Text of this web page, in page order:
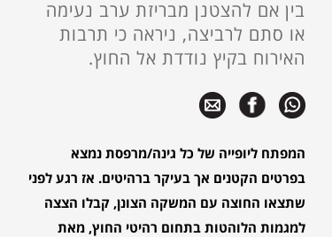
בין אם להצטנן מבריזת ערב נעימה
או סתם לרביצה, ניראה כי תרבות
האירוח בקיץ נודדת אל החוץ.
המפתח ליופייה של כל גינה/מרפסת נמצא
בפרטים הקטנים אך בעיקר ברהיטים. אז רגע לפני
שתצאו החוצה עם המשקה הצונן, קבלו הצצה
למגמות הלוהטות בתחום רהיטי החוץ, מאת